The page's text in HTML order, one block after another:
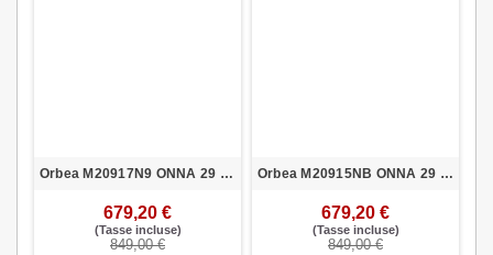
Orbea M20917N9 ONNA 29 30 M NEG-PLA
679,20 €
(Tasse incluse)
849,00 €
Orbea M20915NB ONNA 29 30 S AZV-BLA
679,20 €
(Tasse incluse)
849,00 €